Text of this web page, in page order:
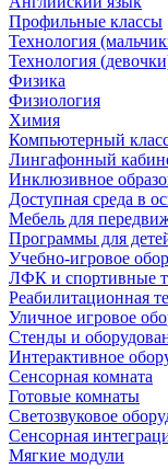
Профильные классы
Технология
Технология
Физика
Физиология
Химия
Компьютерный
Лингафонный
Инклюзивное
Доступная среда в
Мебель для
Программы для
Учебно-игровое
ЛФК и спортивные
Реабилитационная
Уличное игровое
Стенды и
Интерактивное
Сенсорная комната
Готовые комнаты
Светозвуковое
Сенсорная
Мягкие модули